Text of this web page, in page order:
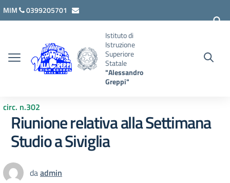
Vai ai contenuti
Vai al menu di navigazione
Vai al footer
MIM
0399205701
Istituto di
Istruzione
Superiore
Statale
"Alessandro
Greppi"
circ. n.302
Riunione relativa alla Settimana
Studio a Siviglia
daadmin